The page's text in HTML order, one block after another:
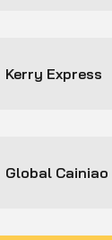
Kerry Express
Global Cainiao